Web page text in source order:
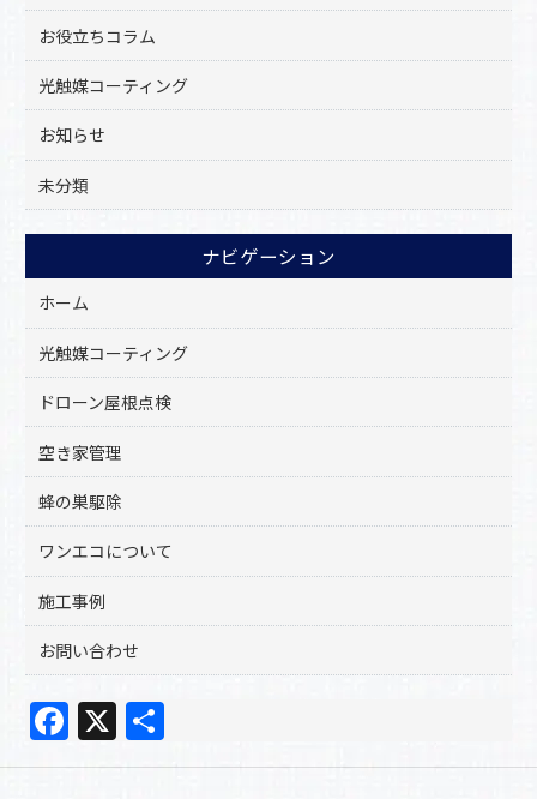
お役立ちコラム
光触媒コーティング
お知らせ
未分類
ナビゲーション
ホーム
光触媒コーティング
ドローン屋根点検
空き家管理
蜂の巣駆除
ワンエコについて
施工事例
お問い合わせ
F
a
X
有